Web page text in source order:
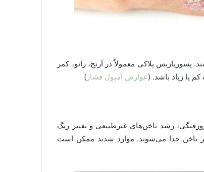
پلاکی معمولاً در آرنج، زانو، کمر
یا زیاد باشد. (عوارض آمپول فشار)
رشد ناخن‌های غیر‌طبیعی و تغییر رنگ
جدا می‌شوند. موارد شدید ممکن است